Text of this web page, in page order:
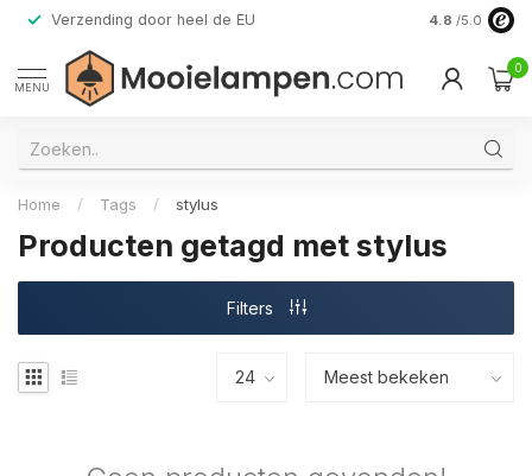
Verzending door heel de EU Alleen
4.8 /5.0
MENU
0
Home / Tags / stylus
Producten getagd met stylus
Filters